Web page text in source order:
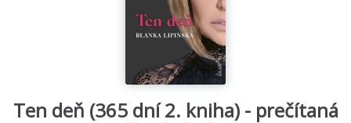
Ten deň (365 dní 2. kniha) - prečítaná